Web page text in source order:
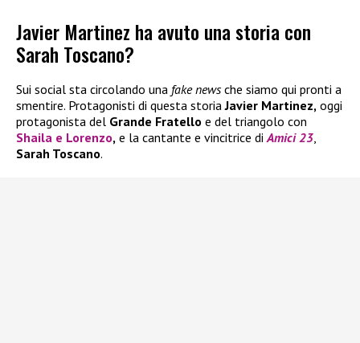
Javier Martinez ha avuto una storia con
Sarah Toscano?
Sui social sta circolando una fake newsche siamo qui pronti a
smentire. Protagonisti di questa storiaJavier Martinez, oggi
protagonista del Grande Fratello e del triangolo con
Shaila e Lorenzo, e la cantante e vincitrice di Amici 23
Sarah Toscano.